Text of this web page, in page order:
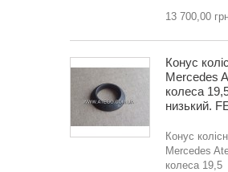
13 700,00
Конус
Mercedes
колеса
низький.
Конус
Mercedes
колеса 19,5